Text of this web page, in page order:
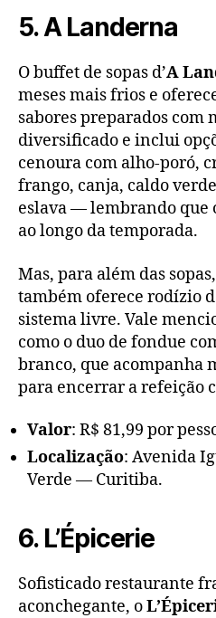
5. A Landerna
O buffet de sopas d’A
meses mais frios e
sabores preparados com
diversificado e inclui
cenoura com alho-poró,
frango, canja, caldo
eslava — lembrando que
ao longo da temporada.
Mas, para além das
também oferece rodízio
sistema livre. Vale
como o duo de fondue
branco, que acompanha
para encerrar a refeição
Valor: R$ 81,99 por
Localização: Avenida
Verde — Curitiba.
6. L’Épicerie
Sofisticado restaurante
aconchegante, o